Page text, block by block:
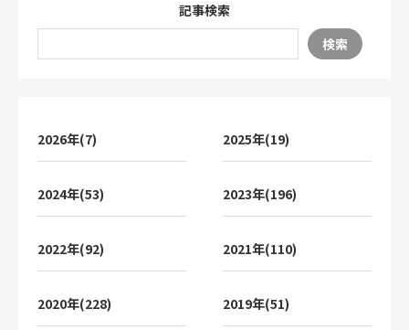
記事検索
検索
2026年(7) 2025年(19)
2024年(53) 2023年(196)
2022年(92) 2021年(110)
2020年(228) 2019年(51)